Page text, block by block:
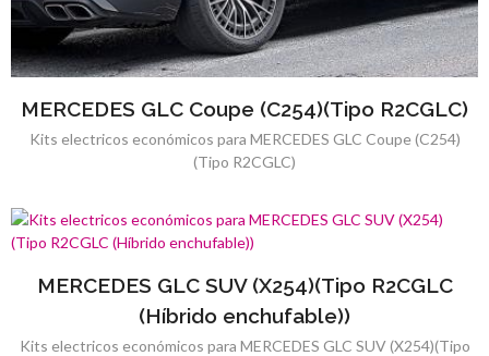
MERCEDES GLC Coupe (C254)(Tipo R2CGLC)
Kits electricos económicos para MERCEDES GLC Coupe (C254)
(Tipo R2CGLC)
MERCEDES GLC SUV (X254)(Tipo R2CGLC
(Híbrido enchufable))
Kits electricos económicos para MERCEDES GLC SUV (X254)(Tipo